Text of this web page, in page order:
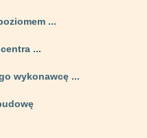
...
...
wykonawcę ...